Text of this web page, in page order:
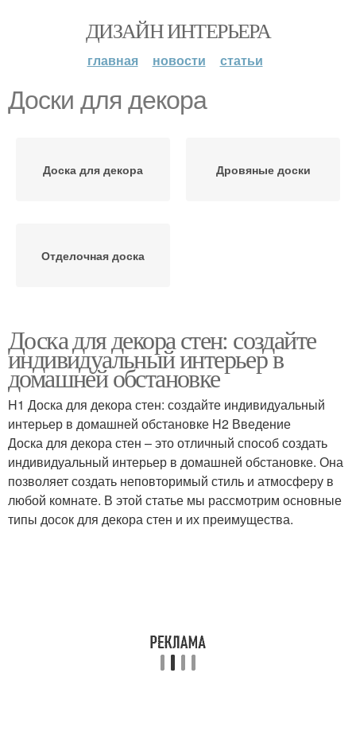
ДИЗАЙН ИНТЕРЬЕРА
главная новости статьи
Доски для декора
Доска для декора Дровяные доски
Отделочная доска
Доска для декора стен: создайте
индивидуальный интерьер в
домашней обстановке
H1 Доска для декора стен: создайте индивидуальный
интерьер в домашней обстановке H2 Введение
Доска для декора стен – это отличный способ создать
индивидуальный интерьер в домашней обстановке. Она
позволяет создать неповторимый стиль и атмосферу в
любой комнате. В этой статье мы рассмотрим основные
типы досок для декора стен и их преимущества.